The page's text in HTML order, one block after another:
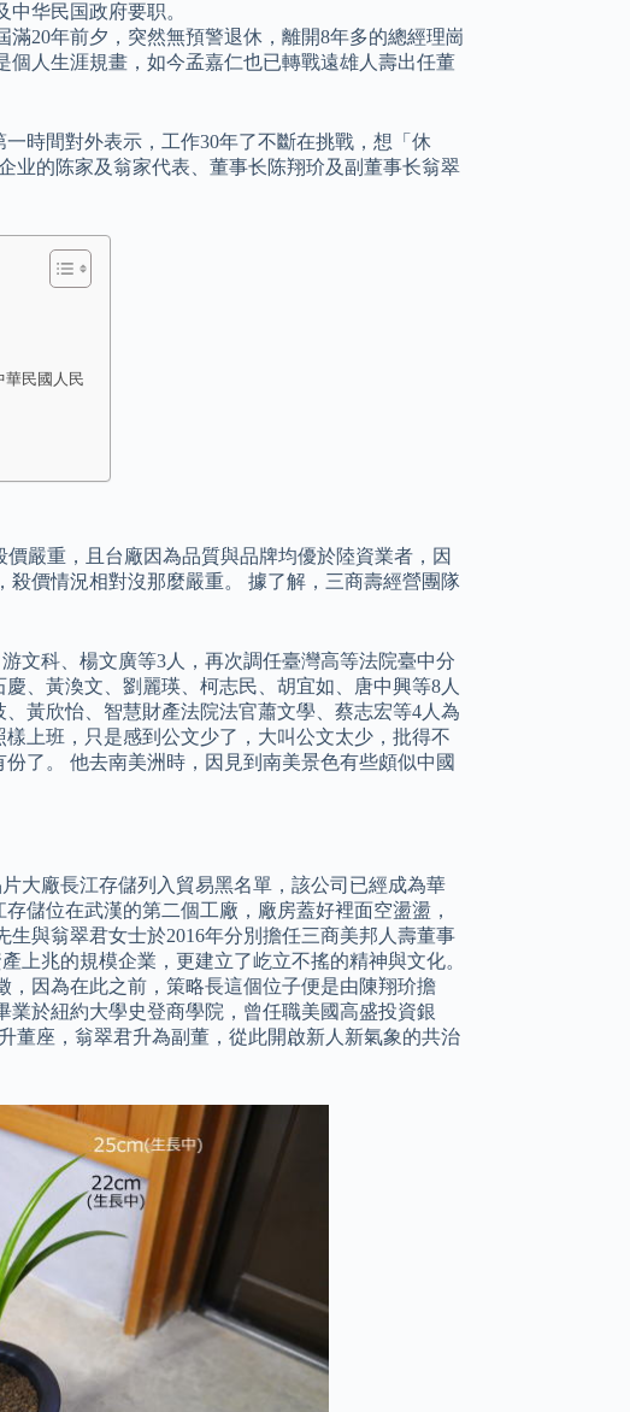
华民国政府要职。
20年前夕，突然無預警退休，離開8年多的總經理崗
人生涯規畫，如今孟嘉仁也已轉戰遠雄人壽出任董
時間對外表示，工作30年了不斷在挑戰，想「休
业的陈家及翁家代表、董事长陈翔玠及副董事长翁翠
華民國人民
嚴重，且台廠因為品質與品牌均優於陸資業者，因
殺價情況相對沒那麼嚴重。 據了解，三商壽經營團隊
文科、楊文廣等3人，再次調任臺灣高等法院臺中分
、黃渙文、劉麗瑛、柯志民、胡宜如、唐中興等8人
黃欣怡、智慧財產法院法官蕭文學、蔡志宏等4人為
上班，只是感到公文少了，大叫公文太少，批得不
了。 他去南美洲時，因見到南美景色有些頗似中國
大廠長江存儲列入貿易黑名單，該公司已經成為華
儲位在武漢的第二個工廠，廠房蓋好裡面空盪盪，
與翁翠君女士於2016年分別擔任三商美邦人壽董事
上兆的規模企業，更建立了屹立不搖的精神與文化。
，因為在此之前，策略長這個位子便是由陳翔玠擔
於紐約大學史登商學院，曾任職美國高盛投資銀
董座，翁翠君升為副董，從此開啟新人新氣象的共治